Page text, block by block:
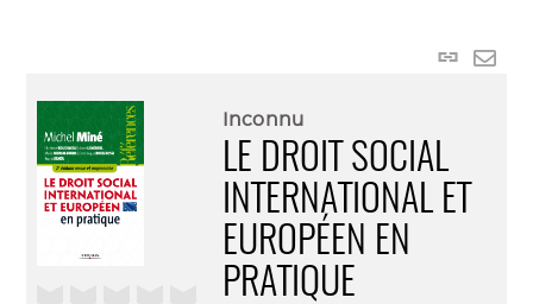
Lien
Inconnu
LE DROIT SOCIAL
INTERNATIONAL ET
EUROPÉEN EN
PRATIQUE